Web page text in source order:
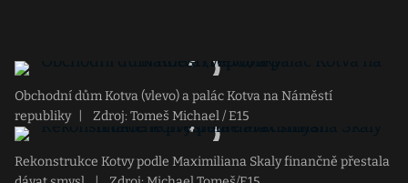
Obchodní dům Kotva (vlevo) a palác Kotva na Náměstí
republiky
Zdroj: Tomeš Michael / E15
Rekonstrukce Kotvy podle Maximiliana Skaly finančně přestala